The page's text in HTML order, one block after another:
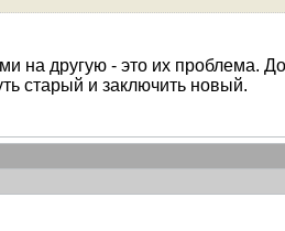
на другую - это их проблема.
старый и заключить новый.